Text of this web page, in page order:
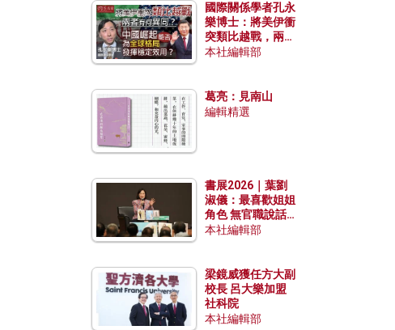
國際關係學者孔永
樂博士：將美伊衝
突類比越戰，兩者
有何異同？中國崛
本社編輯部
葛亮：見南山
編輯精選
書展2026｜葉劉
淑儀：最喜歡姐姐
角色 無官職說話
包袱少
本社編輯部
梁鏡威獲任方大副
校長 呂大樂加盟
社科院
本社編輯部